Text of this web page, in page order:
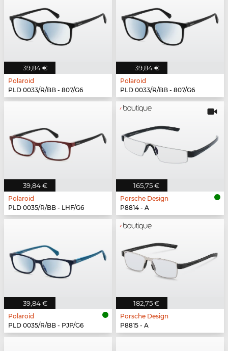
39,84 €
Polaroid
PLD 0033/R/BB - 807/G6
39,84 €
Polaroid
PLD 0033/R/BB - 807/G6
39,84 €
Polaroid
PLD 0035/R/BB - LHF/G6
165,75 €
Porsche Design
P8814 - A
39,84 €
Polaroid
PLD 0035/R/BB - PJP/G6
182,75 €
Porsche Design
P8815 - A